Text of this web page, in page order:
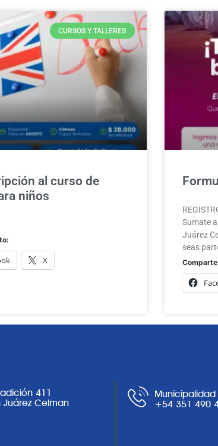
CURSOS Y TALLERES
al curso de
niños
X
Sumate
Juárez
seas
411
Juárez Celman
Municipalidad
+54 351 490